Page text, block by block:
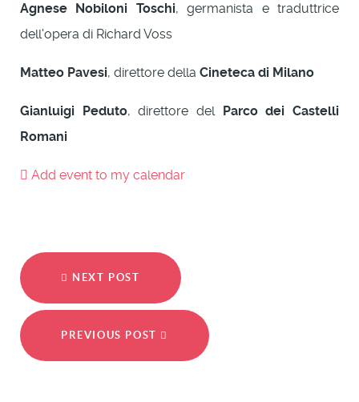
Agnese Nobiloni Toschi, germanista e traduttrice
dell'opera di Richard Voss
Matteo Pavesi, direttore della Cineteca di Milano
Gianluigi Peduto, direttore del Parco dei Castelli
Romani
Add event to my calendar
NEXT POST
PREVIOUS POST